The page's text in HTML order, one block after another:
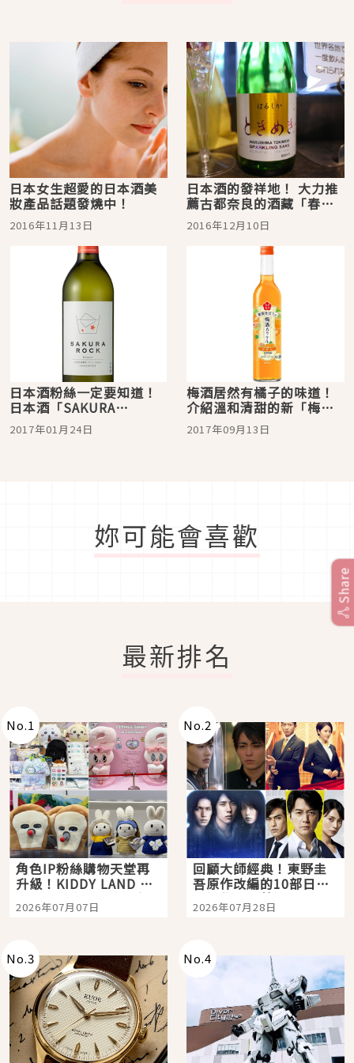
日本女生超愛的日本酒美
妝產品話題發燒中！
2016年11月13日
日本酒的發祥地！ 大力推
薦古都奈良的酒藏「春
鹿」如紅酒般的甜點型日
本酒！
2016年12月10日
日本酒粉絲一定要知道！
日本酒「SAKURA
ROCK」超特別！
2017年01月24日
梅酒居然有橘子的味道！
介紹溫和清甜的新「梅酒
雞尾酒」
2017年09月13日
妳可能會喜歡
最新排名
No.1
角色IP粉絲購物天堂再
升級！KIDDY LAND 原
宿店吉伊卡哇迎客，新
開幕 OMOKADO 店3分
2026年07月07日
No.2
回顧大師經典！東野圭
吾原作改編的10部日本
影視作品推薦
2026年07月28日
No.3 No.4
Share